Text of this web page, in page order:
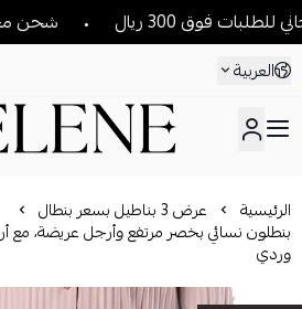
فوق 300 ريال شحن مجاني
العربية
SELENE
الرئيسية عرض 3 بناطيل بسعر بنطال
بنطلون نسائي بخصر مرتفع وأرجل عريضة، مع
وردي